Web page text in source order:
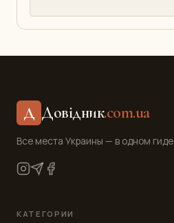
Д Довідник.com.ua
Все места Украины — в одном гиде
КАТЕГОРИИ